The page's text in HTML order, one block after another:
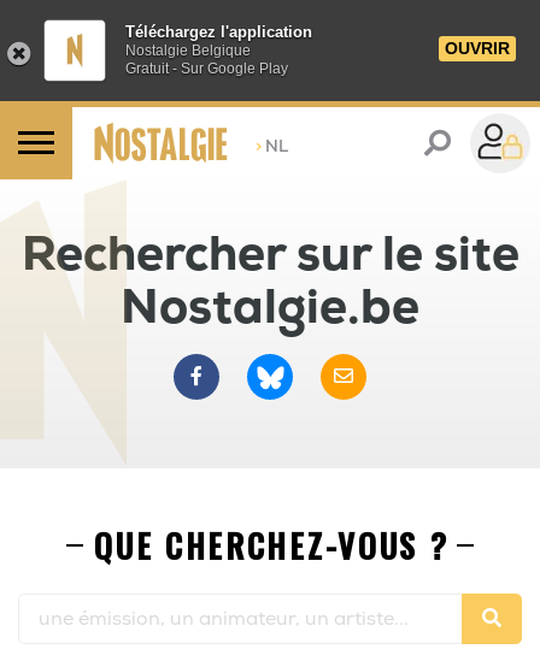
Téléchargez l'application
Nostalgie Belgique
Gratuit - Sur Google Play
OUVRIR
> NL
Rechercher sur le site
Nostalgie.be
QUE CHERCHEZ-VOUS ?